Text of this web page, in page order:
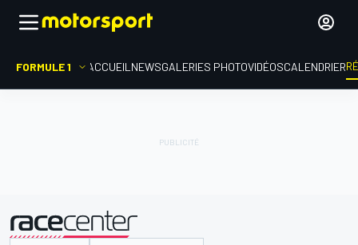
FORMULE 1 ACCUEIL NEWSGALERIES PHOTOVIDÉOSCALENDRIER